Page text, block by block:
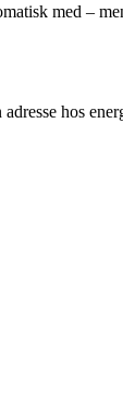
med –
hos